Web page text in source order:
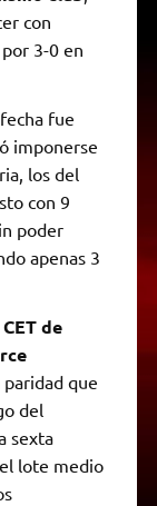
con
3-0 en
fue
imponerse
los del
con 9
poder
apenas 3
CET de
que
del
sexta
lote medio